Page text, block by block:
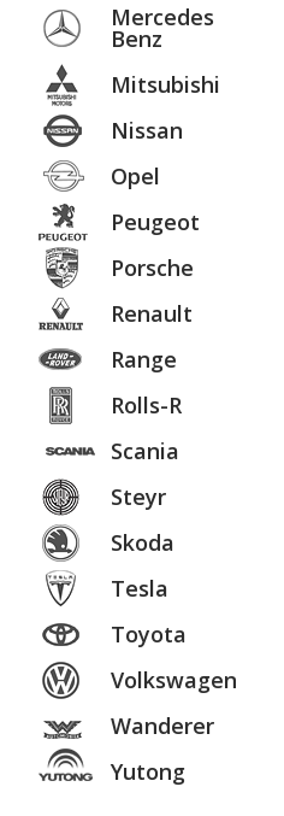
Mercedes
Benz
Mitsubishi
Nissan
Opel
Peugeot
Porsche
Renault
Range
Rolls-R
Scania
Steyr
Skoda
Tesla
Toyota
Volkswagen
Wanderer
Yutong